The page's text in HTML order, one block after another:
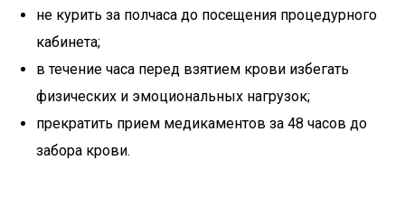
не курить за полчаса до посещения процедурного
кабинета;
в течение часа перед взятием крови избегать
физических и эмоциональных нагрузок;
прекратить прием медикаментов за 48 часов до
забора крови.